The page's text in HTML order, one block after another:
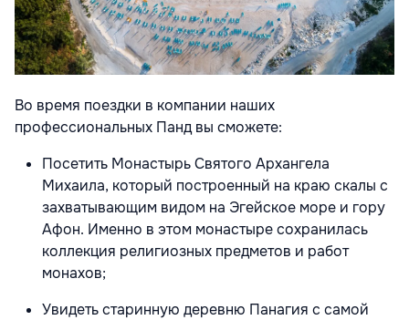
Во время поездки в компании наших
профессиональных Панд вы сможете:
Посетить Монастырь Святого Архангела
Михаила, который построенный на краю скалы с
захватывающим видом на Эгейское море и гору
Афон. Именно в этом монастыре сохранилась
коллекция религиозных предметов и работ
монахов;
Увидеть старинную деревню Панагия с самой